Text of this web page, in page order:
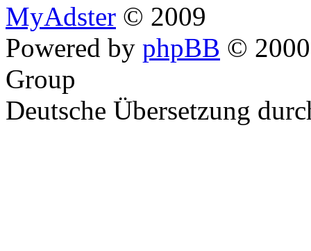
MyAdster © 2009
Powered by phpBB ©
Group
Deutsche Übersetzung